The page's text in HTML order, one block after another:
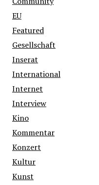
EU
Featured
Gesellschaft
Inserat
International
Internet
Interview
Kino
Kommentar
Konzert
Kultur
Kunst